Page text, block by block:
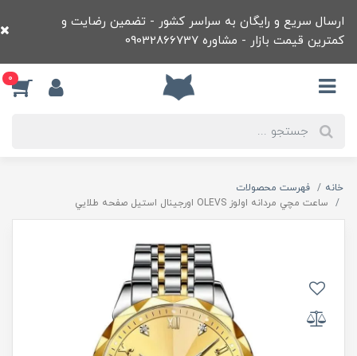
ارسال سریع و رایگان به سراسر کشور - تضمین رضایت و
کمترین قیمت بازار - مشاوره 09032866737
0
خانه
فهرست محصولات
ساعت مچي مردانه اولوز OLEVS اورجينال استيل صفحه طلايي